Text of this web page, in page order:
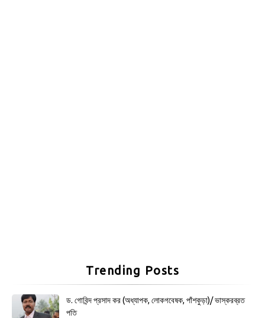
Trending Posts
ড. গোবিন্দ প্রসাদ কর (অধ্যাপক, লোকগবেষক, পাঁশকুড়া)/ ভাস্করব্রত
পতি